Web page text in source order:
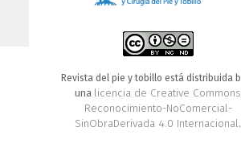
Revista del pie y tobillo está distribuida
una licencia de Creative Commons
Reconocimiento-NoComercial-
SinObraDerivada 4.0 Internacional.